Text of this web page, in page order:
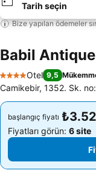
Tarih seçin
Bize yapılan ödemeler
Babil
4 Yıldız
Otel 9,5
Camikebir, 1352. Sk.
başlangıç fiyatı
Fiyatları görün: 6 site
başlangıç fiyatı
Fiyatları görün: 6 site